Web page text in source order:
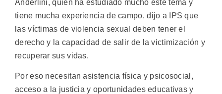
Anderlini, quien ha estudiado mucho este tema y
tiene mucha experiencia de campo, dijo a IPS que
las víctimas de violencia sexual deben tener el
derecho y la capacidad de salir de la victimización y
recuperar sus vidas.
Por eso necesitan asistencia física y psicosocial,
acceso a la justicia y oportunidades educativas y